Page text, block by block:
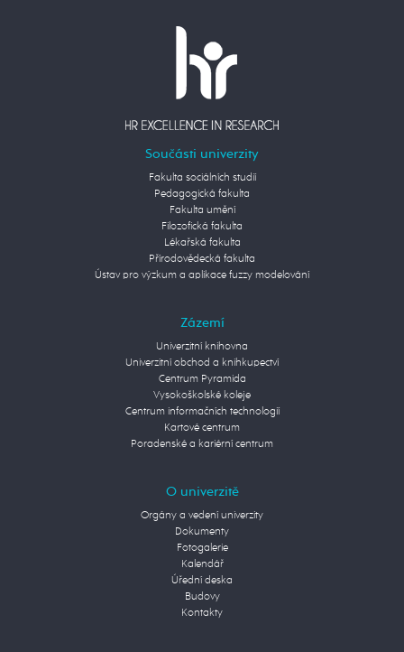
Součásti univerzity
Fakulta sociálních studií
Pedagogická fakulta
Fakulta umění
Filozofická fakulta
Lékařská fakulta
Přírodovědecká fakulta
Ústav pro výzkum a aplikace fuzzy modelování
Zázemí
Univerzitní knihovna
Univerzitní obchod a knihkupectví
Centrum Pyramida
Vysokoškolské koleje
Centrum informačních technologií
Kartové centrum
Poradenské a kariérní centrum
O univerzitě
Orgány a vedení univerzity
Dokumenty
Fotogalerie
Kalendář
Úřední deska
Budovy
Kontakty